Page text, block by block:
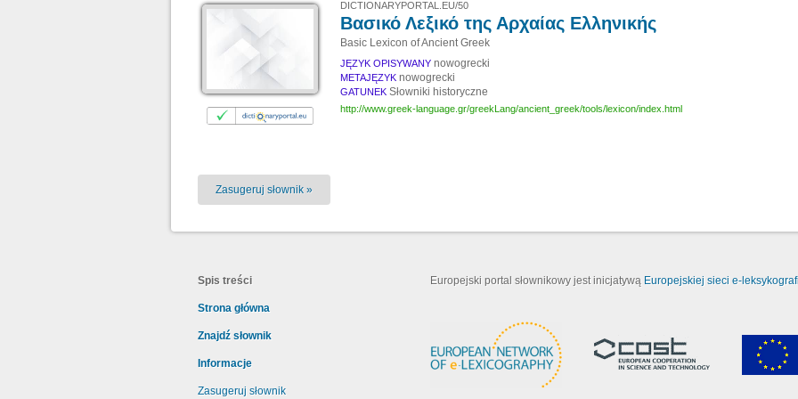
DICTIONARYPORTAL.EU/50
Βασικό Λεξικό της Αρχαίας Ελληνικής
Basic Lexicon of Ancient Greek
JĘZYK OPISYWANY nowogrecki
METAJĘZYK nowogrecki
GATUNEK Słowniki historyczne
http://www.greek-language.gr/greekLang/ancient_greek/tools/lexicon/index.html
Zasugeruj słownik »
Spis treści
Strona główna
Znajdź słownik
Informacje
Zasugeruj słownik
Europejski portal słownikowy jest inicjatywą Europejskiej sieci e-